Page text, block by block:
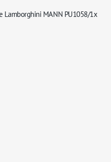
Lamborghini MANN PU1058/1x